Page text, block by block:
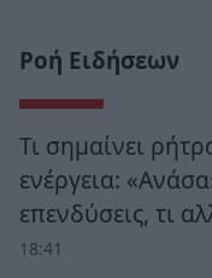
Ροή Ειδήσεων
Τι σημαίνει
ενέργεια:
επενδύσεις, τι
18:41